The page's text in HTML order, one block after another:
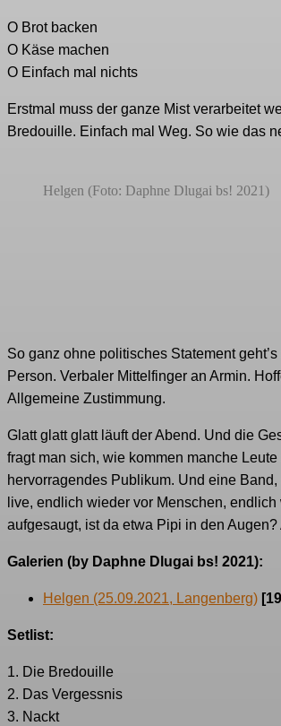
O Brot backen
O Käse machen
O Einfach mal nichts
Erstmal muss der ganze Mist verarbeitet
Bredouille. Einfach mal Weg. So wie das
Helgen (Foto: Daphne Dlugai bs! 2021)
So ganz ohne politisches Statement
Person. Verbaler Mittelfinger an Armin.
Allgemeine Zustimmung.
Glatt glatt glatt läuft der Abend. Und die
fragt man sich, wie kommen manche
hervorragendes Publikum. Und eine
live, endlich wieder vor Menschen,
aufgesaugt, ist da etwa Pipi in den
Galerien (by Daphne Dlugai bs! 2021):
Helgen (25.09.2021, Langenberg)
Setlist:
1. Die Bredouille
2. Das Vergessnis
3. Nackt